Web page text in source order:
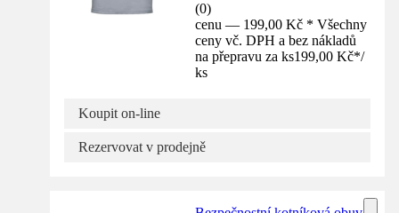
(0)
cenu — 199,00 Kč * Všechny
ceny vč. DPH a bez nákladů
na přepravu za ks199,00 Kč*/
ks
Koupit on-line
Rezervovat v prodejně